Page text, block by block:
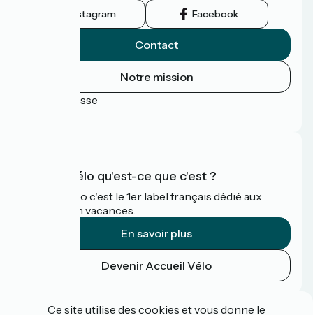
Instagram Facebook
Contact
Notre mission
Espace Presse
Accueil Vélo qu'est-ce que c'est ?
Accueil Vélo c'est le 1er label français dédié aux
cyclistes en vacances.
En savoir plus
Devenir Accueil Vélo
Ce site utilise des cookies et vous donne le